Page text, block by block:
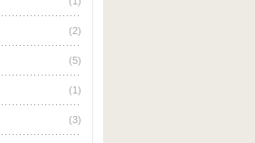
(2)
(5)
(1)
(3)